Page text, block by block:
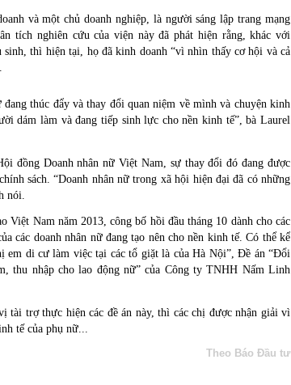
và một chủ doanh nghiệp, là người sáng lập trang mạng
tích nghiên cứu của viện này đã phát hiện rằng, khác với
thì hiện tại, họ đã kinh doanh “vì nhìn thấy cơ hội và cả
thúc đẩy và thay đổi quan niệm về mình và chuyện kinh
dám làm và đang tiếp sinh lực cho nền kinh tế”, bà Laurel
đồng Doanh nhân nữ Việt Nam, sự thay đổi đó đang được
sách. “Doanh nhân nữ trong xã hội hiện đại đã có những
nói.
Việt Nam năm 2013, công bố hồi đầu tháng 10 dành cho các
các doanh nhân nữ đang tạo nên cho nền kinh tế. Có thể kể
em di cư làm việc tại các tổ giặt là của Hà Nội”, Đề án “Đổi
thu nhập cho lao động nữ” của Công ty TNHH Nấm Linh
tài trợ thực hiện các đề án này, thì các chị được nhận giải vì
tế của phụ nữ...
Theo Báo Đầu tư